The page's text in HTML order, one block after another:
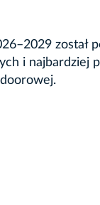
został
i najbardziej